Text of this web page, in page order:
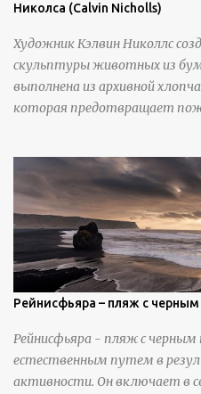
Николса (Calvin Nicholls)
Художник Кэлвин Николлс
скульптуры животных из
выполнена из архивной
которая предотвращает
инструменты для
вылепить каждую деталь.
https://calvinnicholls.com/
Рейнисфьяра – пляж с
Рейнисфьяра - пляж с
естественным путем в
активности. Он включает в